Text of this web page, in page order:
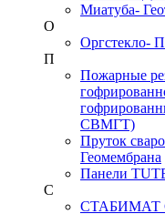
Миатуба-
О
Оргстекло-
П
Пожарные
СВМГТ)
Пруток
Геомембрана
Панели
С
СТАБИМАТ